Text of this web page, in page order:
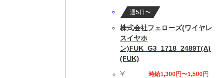
週5日〜
株式会社フェローズ(ワイヤレ
スイヤホ
ン)FUK_G3_1718_2489T(A)
(FUK)
時給1,300円〜1,500円